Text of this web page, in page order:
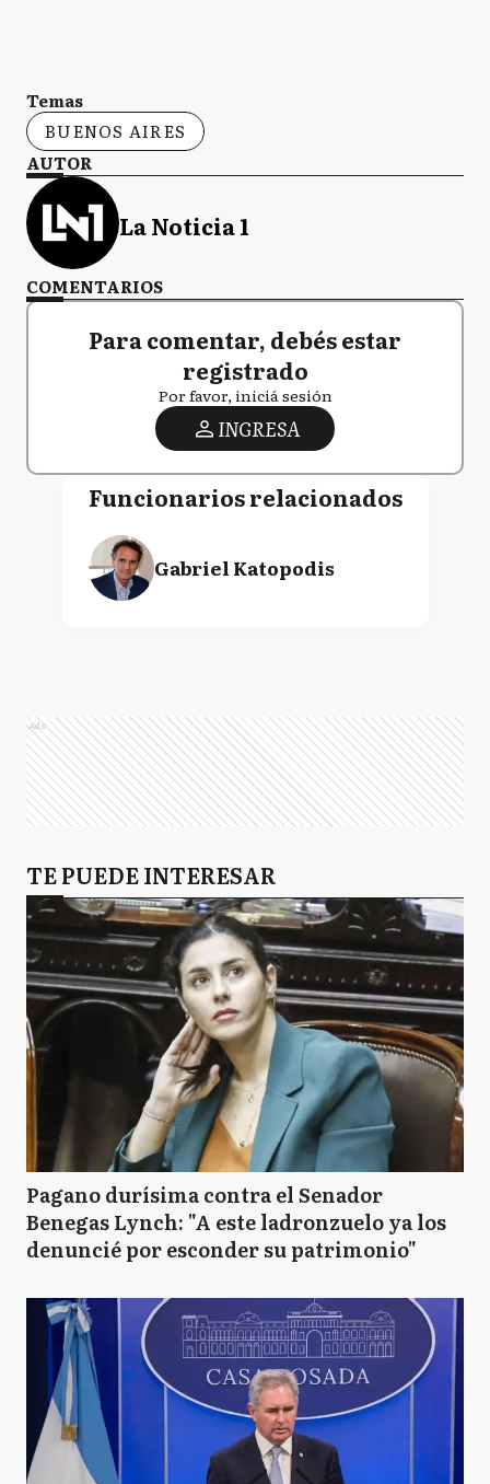
Temas
BUENOS AIRES
AUTOR
La Noticia 1
COMENTARIOS
Para comentar, debés estar
registrado
Por favor, iniciá sesión
INGRESA
Funcionarios relacionados
Gabriel Katopodis
Ads
TE PUEDE INTERESAR
Pagano durísima contra el Senador
Benegas Lynch: "A este ladronzuelo ya los
denuncié por esconder su patrimonio"